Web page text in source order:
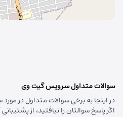
سوالات متداول سرویس گیت وی
در اینجا به برخی سوالات متداول در
اگر پاسخ سوالتان را نیافتید، از